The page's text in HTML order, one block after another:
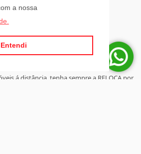
a nossa
Entendi
18h00
á distância, tenha sempre a RELOCA por